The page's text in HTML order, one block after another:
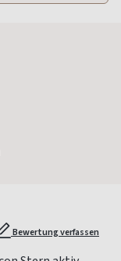
Bewertung verfassen